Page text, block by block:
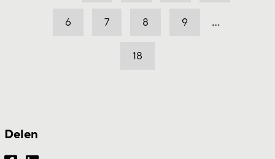
6 7 8 9 …
18
Delen